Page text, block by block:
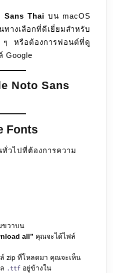
Sans
Sans Thai บน macOS
างเลือกที่ดีเยี่ยมสำหรับ
ๆ หรือต้องการฟอนต์ที่ดู
Google
Noto Sans
Fonts
ทั่วไปที่ต้องการความ
ขวาบน
all” คุณจะได้ไฟล์
zip ที่โหลดมา คุณจะเห็น
.ttf อยู่ข้างใน